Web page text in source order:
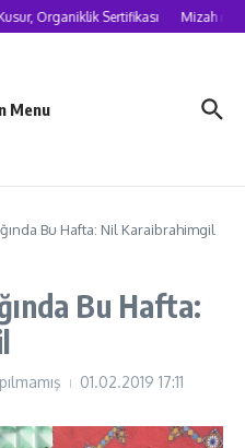
Organiklik Sertifikası Mizah
Menu
Bu Hafta: Nil Karaibrahimgil
Bu Hafta:
01.02.2019 17:11